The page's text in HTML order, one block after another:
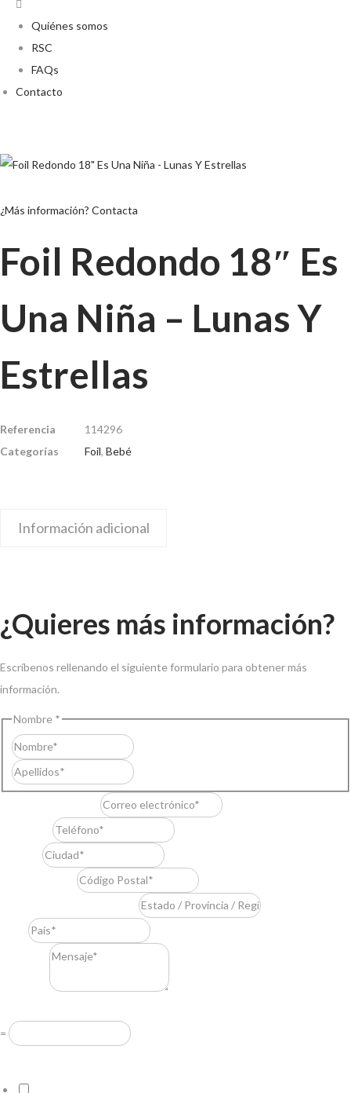
Quiénes somos
RSC
FAQs
Contacto
¿Más información? Contacta
Foil Redondo 18″ Es
Una Niña – Lunas Y
Estrellas
Referencia
114296
Categorías
Foil, Bebé
Información adicional
¿Quieres más información?
Escríbenos rellenando el siguiente formulario para obtener más
información.
Nombre *
Nombre
Apellidos
=